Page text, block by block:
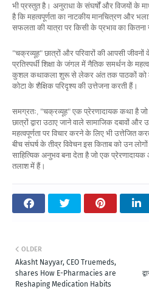
भी प्रस्तुत है। अनुराधा के संघर्षों और विजयों के
है कि महत्वपूर्णता का नाटकीय मानचित्रण और
सफलता की यात्रा पर किसी के प्रभाव का कितना
"चक्रव्यूह" छात्रों और परिवारों की आपसी जीवनों
प्रतिस्पर्धी शिक्षा के जंगल में नैतिक समर्थन के महत्व
कुशल कथाकला शुरू से लेकर अंत तक पाठकों को
कोटा के शैक्षिक परिदृश्य की उत्तेजना करती हैं।
समग्रतः, "चक्रव्यूह" एक प्रेरणादायक कथा है जो
छात्रों द्वारा उठाए जाने वाले सामाजिक दबावों और
महत्वपूर्णता पर विचार करने के लिए भी उत्तेजित
बीच संघर्ष के तीव्र विवेचन इस किताब को उन लोगों
साहित्यिक अनुभव बना देता है जो एक प्रेरणादायक
तलाश में हैं।
OLDER
Akasht Nayyar, CEO Truemeds,
shares How E-Pharmacies are
Reshaping Medication Habits